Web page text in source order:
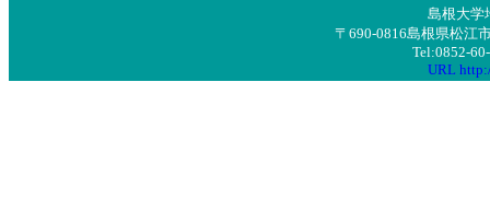
島根大学
〒690-0816島根県松江
Tel:0852-
URL